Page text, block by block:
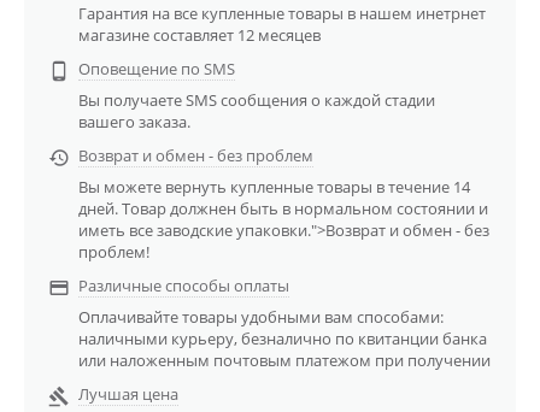
Гарантия на все купленные товары в нашем инетрнет
магазине составляет 12 месяцев

Оповещение по SMS
Вы получаете SMS сообщения о каждой стадии
вашего заказа.
 Возврат и обмен - без проблем
Вы можете вернуть купленные товары в течение 14
дней. Товар должнен быть в нормальном состоянии и
иметь все заводские упаковки.">Возврат и обмен - без
проблем!
 Различные способы оплаты
Оплачивайте товары удобными вам способами:
наличными курьеру, безналично по квитанции банка
или наложенным почтовым платежом при получении

Лучшая цена